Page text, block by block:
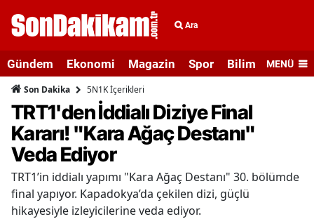
Ara
Gündem Ekonomi Magazin Spor Bilim veMENÜ
Son Dakika 5N1K İçerikleri
TRT1'den İddialı Diziye Final
Kararı! "Kara Ağaç Destanı"
Veda Ediyor
TRT1’in iddialı yapımı "Kara Ağaç Destanı" 30. bölümde
final yapıyor. Kapadokya’da çekilen dizi, güçlü
hikayesiyle izleyicilerine veda ediyor.